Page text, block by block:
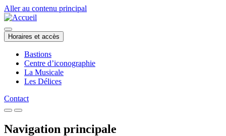
Aller au contenu principal
Horaires et accès
Bastions
Centre d’iconographie
La Musicale
Les Délices
Contact
Navigation principale